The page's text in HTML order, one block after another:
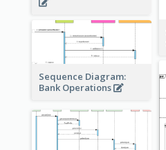
Sequence Diagram:
Bank Operations